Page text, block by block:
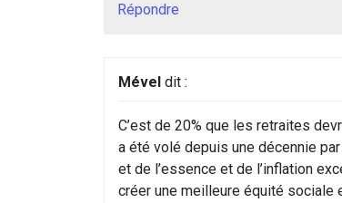
Répondre
Mével dit :
C’est de 20% que les retraites
a été volé depuis une décennie
et de l’essence et de l’inflation
créer une meilleure équité